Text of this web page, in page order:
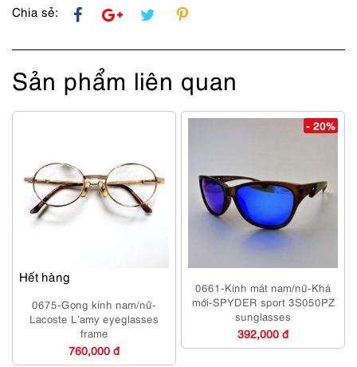
Chia sẻ:
Sản phẩm liên quan
Hết hàng
0675-Gọng kính nam/nữ-
Lacoste L’amy eyeglasses
frame
760,000 đ
- 20%
0661-Kính mát nam/nữ-Khá
mới-SPYDER sport 3S050PZ
sunglasses
392,000 đ